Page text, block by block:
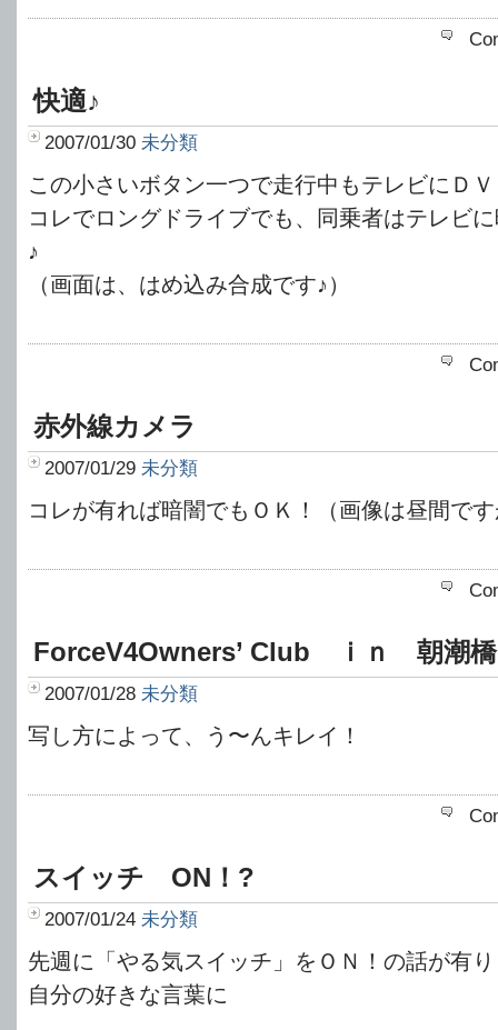
快適♪
2007/01/30 未分類
この小さいボタン一つで走行中もテレビにＤ
コレでロングドライブでも、同乗者はテレビ
♪
（画面は、はめ込み合成です♪）
赤外線カメラ
2007/01/29 未分類
コレが有れば暗闇でもＯＫ！（画像は昼間で
ForceV4Owners’ Club ｉｎ 朝潮橋
2007/01/28 未分類
写し方によって、う〜んキレイ！
スイッチ ON！?
2007/01/24 未分類
先週に「やる気スイッチ」をＯＮ！の話が有
自分の好きな言葉に